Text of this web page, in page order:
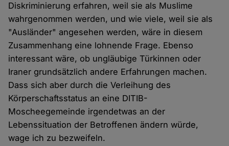
Diskriminierung erfahren, weil sie als Muslime
wahrgenommen werden, und wie viele, weil sie als
"Ausländer" angesehen werden, wäre in diesem
Zusammenhang eine lohnende Frage. Ebenso
interessant wäre, ob ungläubige Türkinnen oder
Iraner grundsätzlich andere Erfahrungen machen.
Dass sich aber durch die Verleihung des
Körperschaftsstatus an eine DITIB-
Moscheegemeinde irgendetwas an der
Lebenssituation der Betroffenen ändern würde,
wage ich zu bezweifeln.